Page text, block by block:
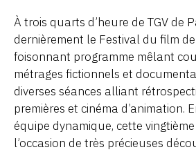
À trois quarts d’heure de TGV de
dernièrement le Festival du film
foisonnant programme mêlant
métrages fictionnels et
diverses séances alliant
premières et cinéma d’animation.
équipe dynamique, cette
l’occasion de très précieuses